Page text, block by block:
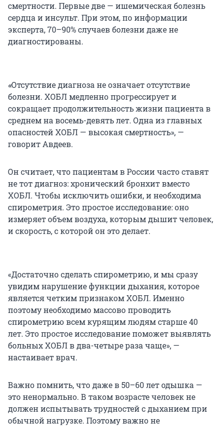
смертности. Первые две — ишемическая болезнь
сердца и инсульт. При этом, по информации
эксперта, 70–90% случаев болезни даже не
диагностированы.
«Отсутствие диагноза не означает отсутствие
болезни. ХОБЛ медленно прогрессирует и
сокращает продолжительность жизни пациента в
среднем на восемь-девять лет. Одна из главных
опасностей ХОБЛ — высокая смертность», —
говорит Авдеев.
Он считает, что пациентам в России часто ставят
не тот диагноз: хронический бронхит вместо
ХОБЛ. Чтобы исключить ошибки, и необходима
спирометрия. Это простое исследование: оно
измеряет объем воздуха, которым дышит человек,
и скорость, с которой он это делает.
«Достаточно сделать спирометрию, и мы сразу
увидим нарушение функции дыхания, которое
является четким признаком ХОБЛ. Именно
поэтому необходимо массово проводить
спирометрию всем курящим людям старше 40
лет. Это простое исследование поможет выявлять
больных ХОБЛ в два-четыре раза чаще», —
настаивает врач.
Важно помнить, что даже в 50–60 лет одышка —
это ненормально. В таком возрасте человек не
должен испытывать трудностей с дыханием при
обычной нагрузке. Поэтому важно не